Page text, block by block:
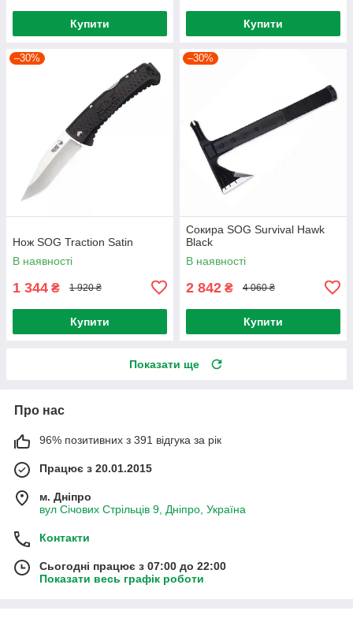
Купити Купити
–30%
Нож SOG Traction Satin
В наявності
1 344 ₴ 1 920 ₴
Купити
–30%
Сокира SOG Survival Hawk
Black
В наявності
2 842 ₴ 4 060 ₴
Купити
Показати ще
Про нас
96% позитивних з 391 відгука за рік
Працює з 20.01.2015
м. Дніпро
вул Січових Стрільців 9, Дніпро, Україна
Контакти
Сьогодні працює з 07:00 до 22:00
Показати весь графік роботи